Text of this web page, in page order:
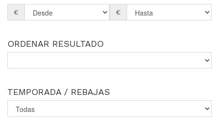
€ €
ORDENAR RESULTADO
TEMPORADA / REBAJAS